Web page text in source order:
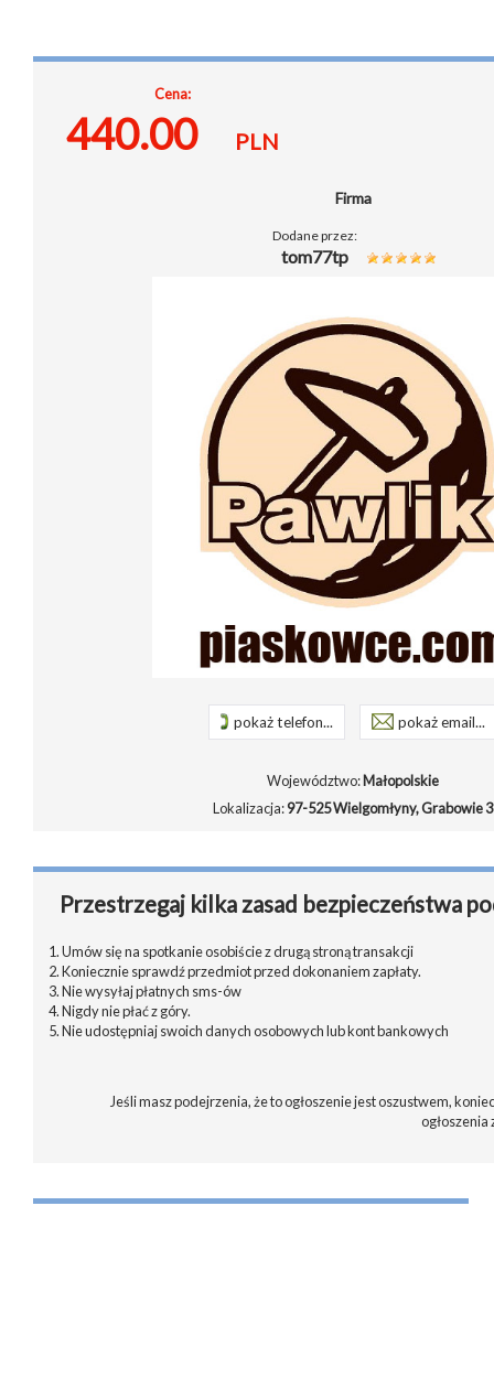
Cena:
440.00 PLN
Firma
Dodane przez:
tom77tp
pokaż telefon... pokaż email...
Województwo:Małopolskie
Lokalizacja:97-525 Wielgomłyny, Grabowie 3
Przestrzegaj kilka zasad bezpieczeństwa
1. Umów się na spotkanie osobiście z drugą stroną transakcji
2. Koniecznie sprawdź przedmiot przed dokonaniem zapłaty.
3. Nie wysyłaj płatnych sms-ów
4. Nigdy nie płać z góry.
5. Nie udostępniaj swoich danych osobowych lub kont bankowych
Jeśli masz podejrzenia, że to ogłoszenie jest oszustwem,